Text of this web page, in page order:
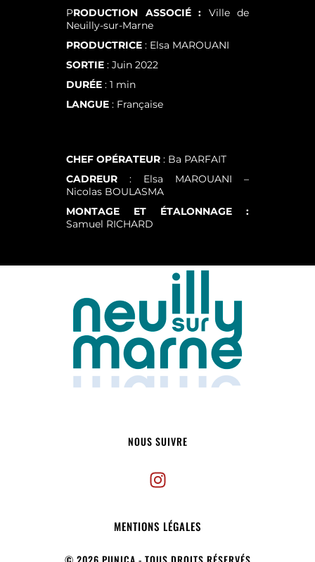
PRODUCTION ASSOCIÉ : Ville de
Neuilly-sur-Marne
PRODUCTRICE : Elsa MAROUANI
SORTIE : Juin 2022
DURÉE : 1 min
LANGUE : Française
CHEF OPÉRATEUR : Ba PARFAIT
CADREUR : Elsa MAROUANI –
Nicolas BOULASMA
MONTAGE ET ÉTALONNAGE :
Samuel RICHARD
NOUS SUIVRE
MENTIONS LÉGALES